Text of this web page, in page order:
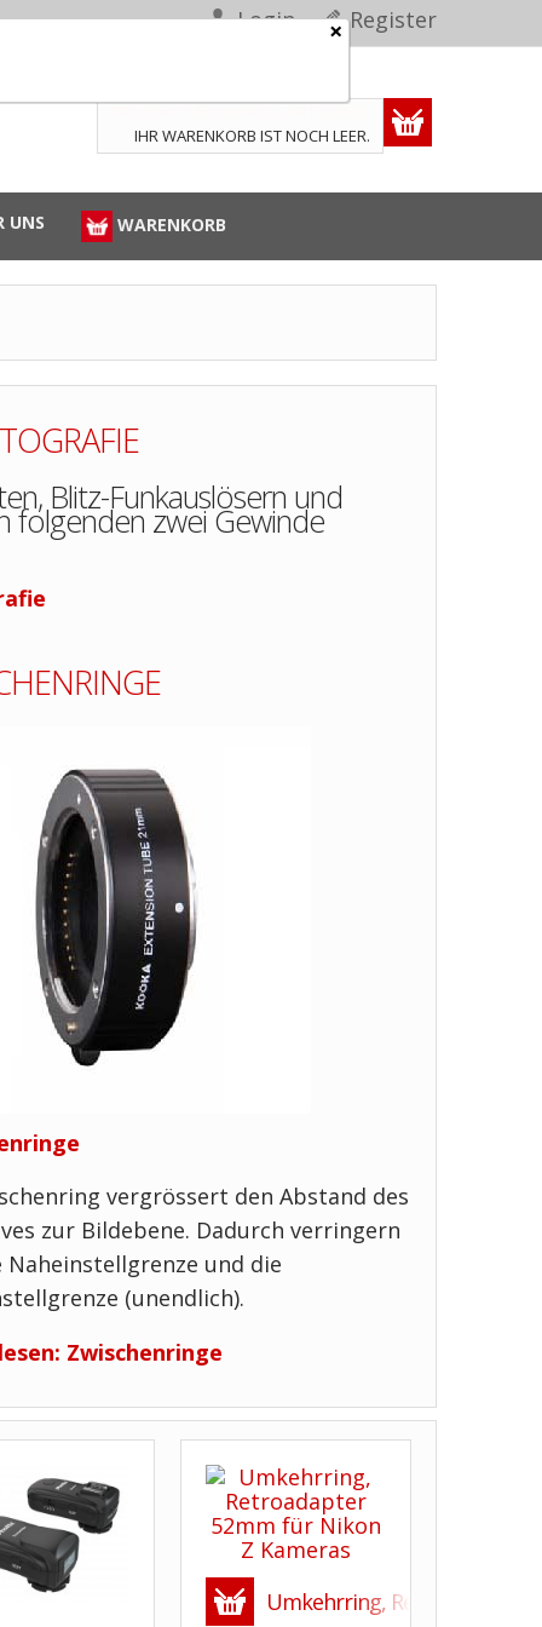
Login Register
TPL_VMT_SHOPPING_CART_LABEL
IHR WARENKORB IST NOCH LEER.
UNS WARENKORB
×
Blitz-Funkauslösern und
folgenden zwei Gewinde
vergrössert den Abstand des
zur Bildebene. Dadurch verringern
Naheinstellgrenze und die
(unendlich).
Zwischenringe
Umkehrring, Retroadapter